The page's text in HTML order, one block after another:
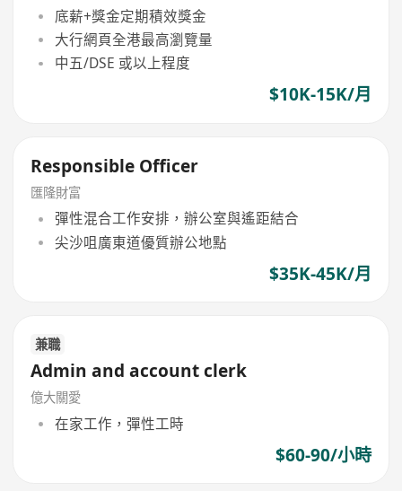
底薪+獎金定期積效獎金
大行網頁全港最高瀏覽量
中五/DSE 或以上程度
$10K-15K/月
Responsible Officer
匯隆財富
彈性混合工作安排，辦公室與遙距結合
尖沙咀廣東道優質辦公地點
$35K-45K/月
兼職
Admin and account clerk
億大關愛
在家工作，彈性工時
$60-90/小時